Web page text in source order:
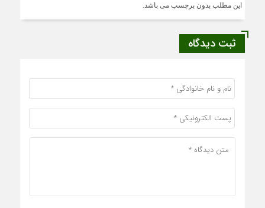
این مطلب بدون برچسب می باشد.
ثبت دیدگاه